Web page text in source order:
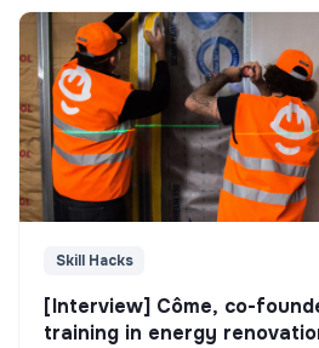
Skill Hacks
[Interview] Côme, co-
training in energy